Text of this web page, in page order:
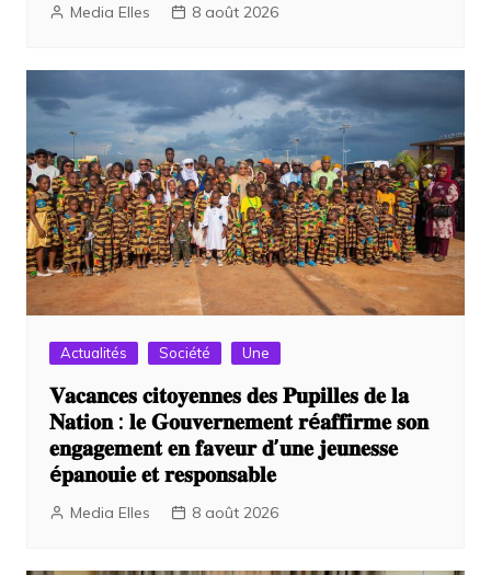
Media Elles 8 août 2026
Actualités Société Une
𝐕𝐚𝐜𝐚𝐧𝐜𝐞𝐬 𝐜𝐢𝐭𝐨𝐲𝐞𝐧𝐧𝐞𝐬 𝐝𝐞𝐬 𝐏𝐮𝐩𝐢𝐥𝐥𝐞𝐬 𝐝𝐞 𝐥𝐚
𝐍𝐚𝐭𝐢𝐨𝐧 : 𝐥𝐞 𝐆𝐨𝐮𝐯𝐞𝐫𝐧𝐞𝐦𝐞𝐧𝐭 𝐫é𝐚𝐟𝐟𝐢𝐫𝐦𝐞 𝐬𝐨𝐧
𝐞𝐧𝐠𝐚𝐠𝐞𝐦𝐞𝐧𝐭 𝐞𝐧 𝐟𝐚𝐯𝐞𝐮𝐫 𝐝’𝐮𝐧𝐞 𝐣𝐞𝐮𝐧𝐞𝐬𝐬𝐞
é𝐩𝐚𝐧𝐨𝐮𝐢𝐞 𝐞𝐭 𝐫𝐞𝐬𝐩𝐨𝐧𝐬𝐚𝐛𝐥𝐞
Media Elles 8 août 2026